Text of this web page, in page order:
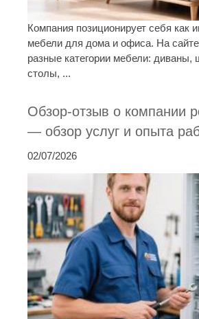
Компания позиционирует себя как
мебели для дома и офиса. На
разные категории мебели: диваны,
столы, ...
Обзор-отзыв о компании
— обзор услуг и опыта
02/07/2026